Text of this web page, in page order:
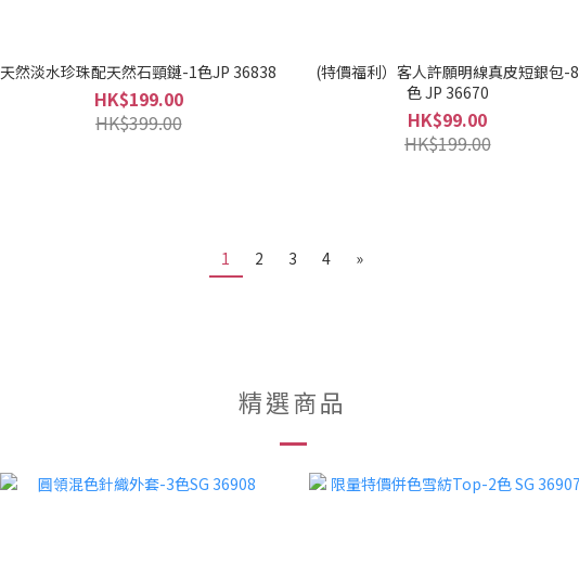
天然淡水珍珠配天然石頸鏈-1色JP 36838
HK$199.00
HK$399.00
(特價福利）客人許願明線真皮短銀包-8
色 JP 36670
HK$99.00
HK$199.00
1 2 3 4 »
精選商品